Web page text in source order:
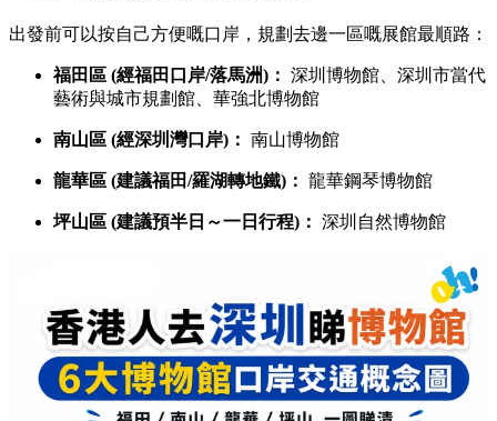
出發前可以按自己方便嘅口岸，規劃去邊一區嘅展館最順路：
福田區 (經福田口岸/落馬洲)： 深圳博物館、深圳市當代
藝術與城市規劃館、華強北博物館
南山區 (經深圳灣口岸)： 南山博物館
龍華區 (建議福田/羅湖轉地鐵)： 龍華鋼琴博物館
坪山區 (建議預半日～一日行程)： 深圳自然博物館